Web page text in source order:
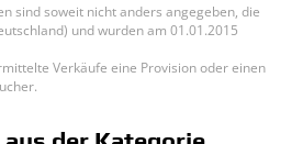
sind soweit nicht anders angegeben, die
und wurden am 01.01.2015
Verkäufe eine Provision oder einen